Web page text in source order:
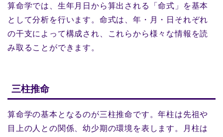
算命学では、生年月日から算出される「命式」を基本
として分析を行います。命式は、年・月・日それぞれ
の干支によって構成され、これらから様々な情報を読
み取ることができます。
三柱推命
算命学の基本となるのが三柱推命です。年柱は先祖や
目上の人との関係、幼少期の環境を表します。月柱は